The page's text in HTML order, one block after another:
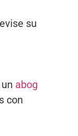
su
abog
con